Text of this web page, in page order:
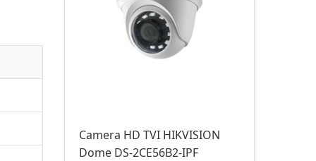
Camera HD TVI HIKVISION
Dome DS-2CE56B2-IPF